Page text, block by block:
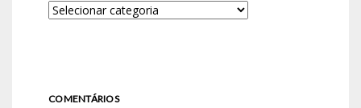
COMENTÁRIOS